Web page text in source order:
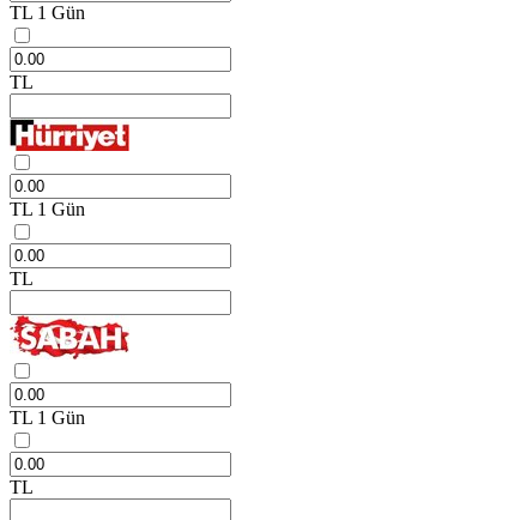
TL 1 Gün
TL
TL 1 Gün
TL
TL 1 Gün
TL